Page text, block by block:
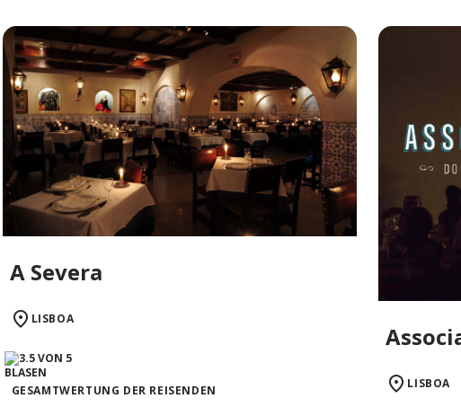
A Severa
LISBOA
GESAMTWERTUNG DER REISENDEN LISBOA